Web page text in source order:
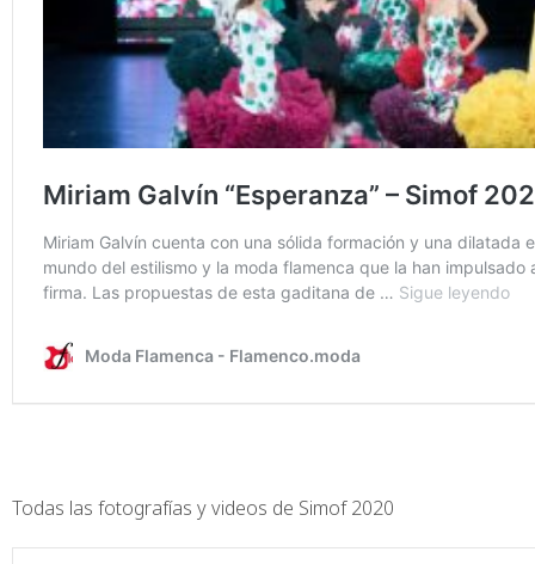
Todas las fotografías y videos de Simof 2020